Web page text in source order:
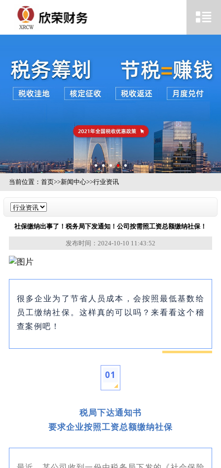
当前位置： 首页>>新闻中心>>行业资讯
社保缴纳出事了！税务局下发通知！公司按需照工资总额缴纳社保！
发布时间：2024-10-10 11:43:52
很多企业为了节省人员成本，会按照最低基数给
员工缴纳社保。这样真的可以吗？来看看这个稽
查案例吧！
01
税局下达通知书
要求企业按照工资总额缴纳社保